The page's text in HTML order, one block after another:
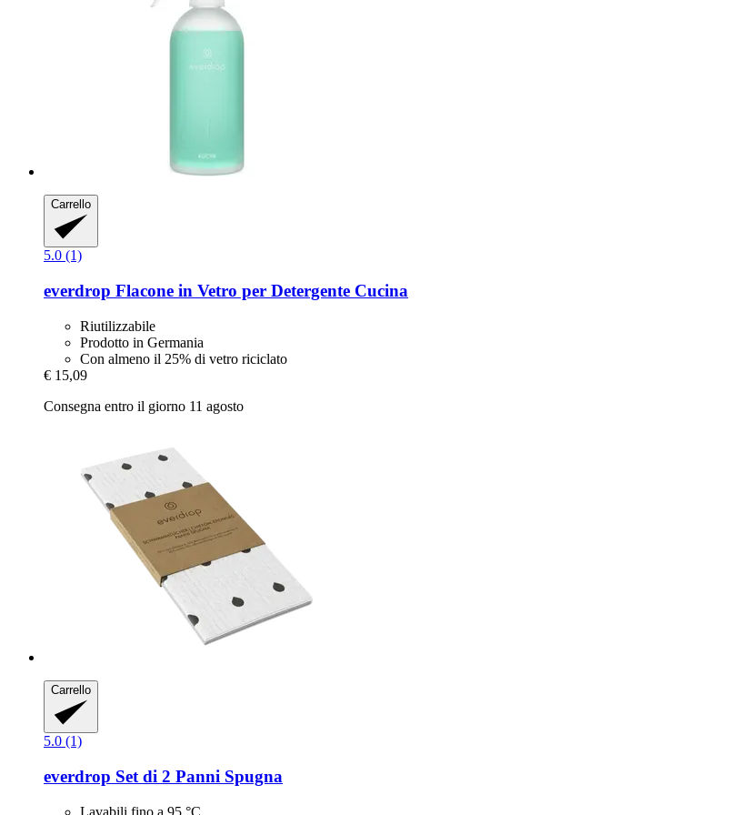
Carrello
5.0 (1)
everdrop Flacone in Vetro per Detergente Cucina
Riutilizzabile
Prodotto in Germania
Con almeno il 25% di vetro riciclato
€ 15,09
Consegna entro il giorno 11 agosto
Carrello
5.0 (1)
everdrop Set di 2 Panni Spugna
Lavabili fino a 95 °C